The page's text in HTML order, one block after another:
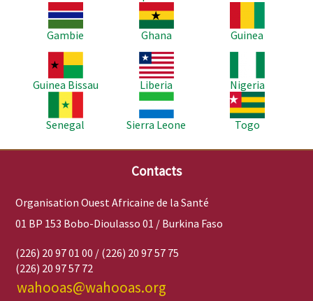
Image
Gambie
Image
Ghana
Guinea
Image
Guinea Bissau
Image
Liberia
Nigeria
Senegal
Image
Sierra Leone
Image
Togo
Contacts
Organisation Ouest Africaine de la Santé
01 BP 153 Bobo-Dioulasso 01 / Burkina Faso
(226) 20 97 01 00 / (226) 20 97 57 75
(226) 20 97 57 72
wahooas@wahooas.org